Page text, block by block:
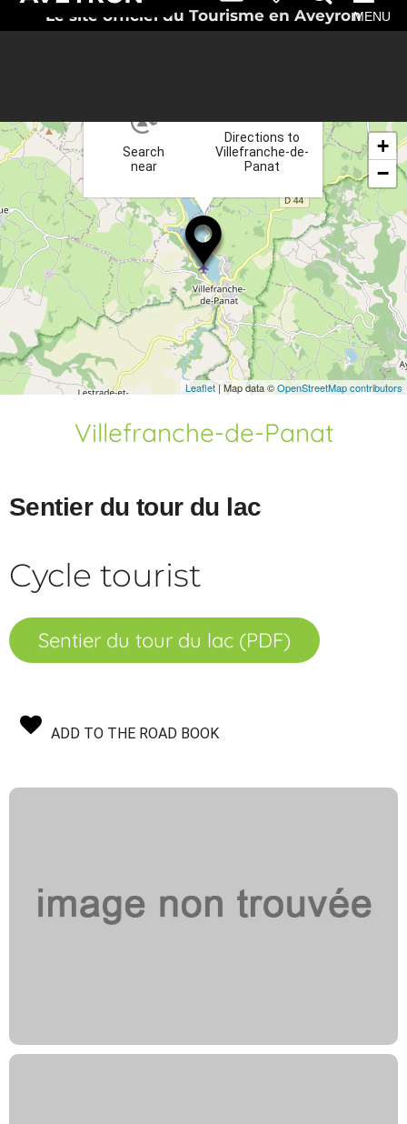
Le site officiel du Tourisme en AveyronMENU
Search
near
Directions to
Villefranche-de-
Panat
+
−
Leaflet| Map data ©OpenStreetMap contributors
Villefranche-de-Panat
Sentier du tour du lac
Cycle tourist
Sentier du tour du lac (PDF)
ADD TO THE ROAD BOOK